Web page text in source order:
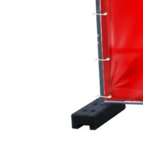
Previous